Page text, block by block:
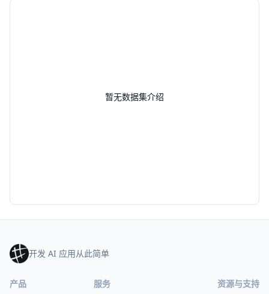
暂无数据集介绍
开发 AI 应用从此简单
产品 服务 资源与支持